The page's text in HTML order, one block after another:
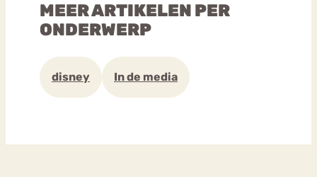
MEER ARTIKELEN PER
ONDERWERP
disney In de media